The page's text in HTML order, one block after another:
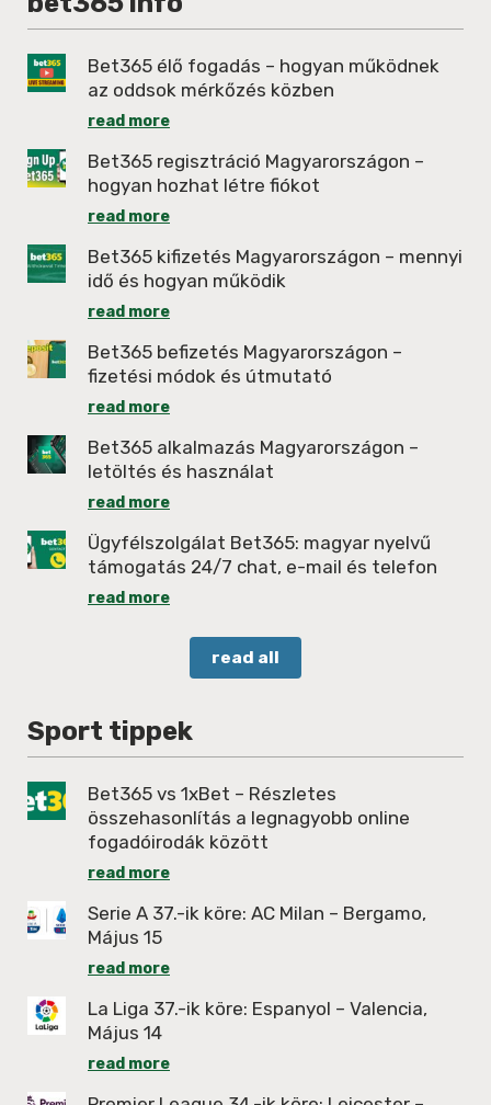
Bet365 élő fogadás – hogyan működnek
az oddsok mérkőzés közben
read more
Bet365 regisztráció Magyarországon –
hogyan hozhat létre fiókot
read more
Bet365 kifizetés Magyarországon – mennyi
idő és hogyan működik
read more
Bet365 befizetés Magyarországon –
fizetési módok és útmutató
read more
Bet365 alkalmazás Magyarországon –
letöltés és használat
read more
Ügyfélszolgálat Bet365: magyar nyelvű
támogatás 24/7 chat, e-mail és telefon
read more
read all
Sport tippek
Bet365 vs 1xBet – Részletes
összehasonlítás a legnagyobb online
fogadóirodák között
read more
Serie A 37.-ik köre: AC Milan – Bergamo,
Május 15
read more
La Liga 37.-ik köre: Espanyol – Valencia,
Május 14
read more